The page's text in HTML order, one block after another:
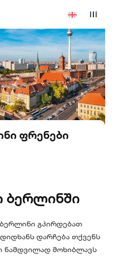
ფრენები
ბერლინში
გპირდებათ
დარჩება თქვენს
ნამდვილად მოხიბლავს